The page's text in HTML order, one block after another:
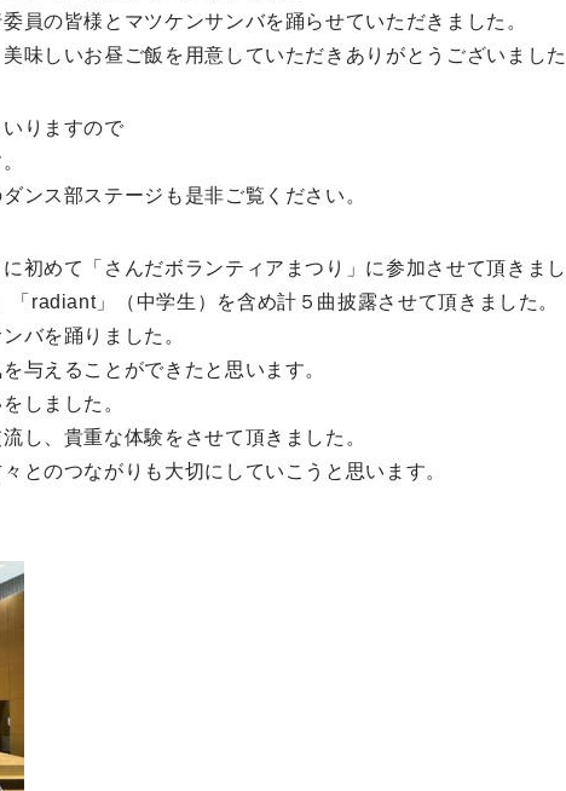
員の皆様とマツケンサンバを踊らせていただきました。
味しいお昼ご飯を用意していただきありがとうございまし
りますので
化祭のダンス部ステージも是非ご覧ください
初めて「さんだボランティアまつり」に参加させて頂きま
radiant」（中学生）を含め計５曲披露させて頂きました。
バを踊りました。
与えることができたと思います。
しました。
し、貴重な体験をさせて頂きました。
とのつながりも大切にしていこうと思います。